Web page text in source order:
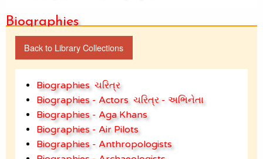
Biographies
Back to Library Collections
Biographies ચરિત્ર
Biographies - Actors ચરિત્ર - અભિનેતા
Biographies - Aga Khans
Biographies - Air Pilots
Biographies - Anthropologists